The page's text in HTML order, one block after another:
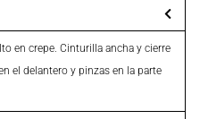
en crepe. Cinturilla ancha y cierre
el delantero y pinzas en la parte